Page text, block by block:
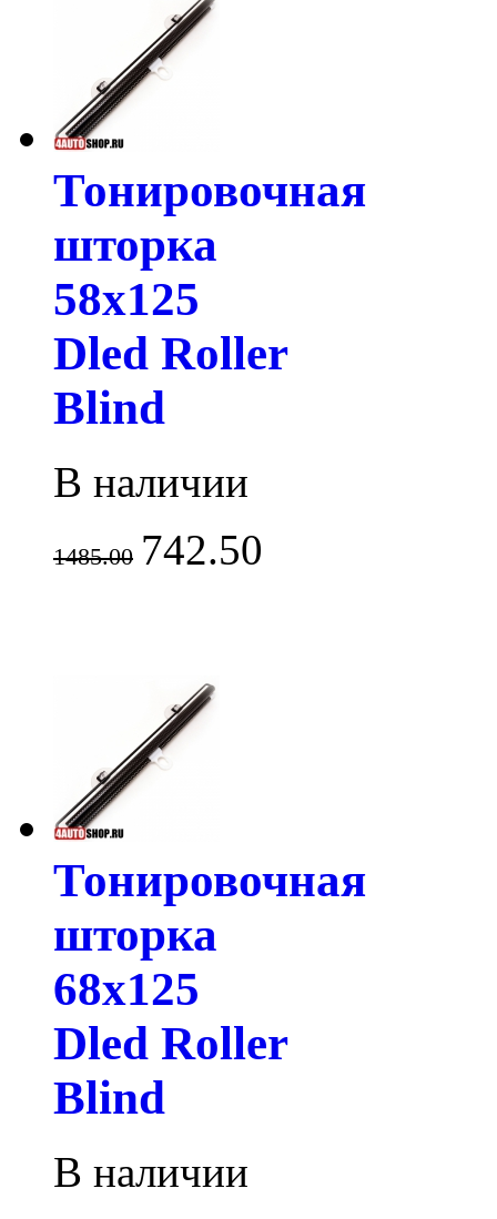
Тонировочная
шторка
58х125
Dled Roller
Blind
В наличии
1485.00 742.50
Тонировочная
шторка
68х125
Dled Roller
Blind
В наличии